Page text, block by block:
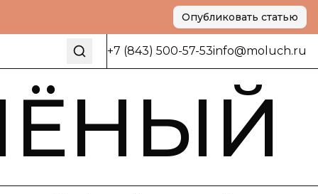
Опубликовать статью
+7 (843) 500-57-53info@moluch.ru